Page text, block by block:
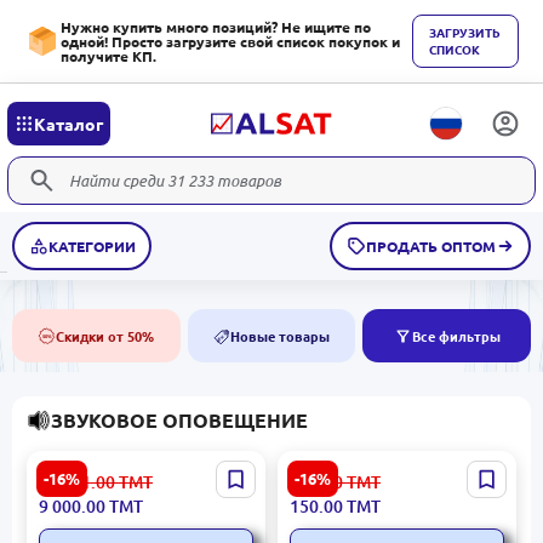
Нужно купить много позиций? Не ищите по
одной! Просто загрузите свой список покупок и
получите КП.
ЗАГРУЗИТЬ
СПИСОК
Каталог
КАТЕГОРИИ ПРОДАТЬ ОПТОМ
50% Скидки от 50% NEW Новые товары Все фильтры
ЗВУКОВОЕ ОПОВЕЩЕНИЕ
-16%
ITC TI-3506S | Усилитель
350Вт 6 зон Независимая
Регулировка
10 801.00ТМТ
9 000.00ТМТ
-16%
ITC T-105U | Потолочный
громкоговоритель
1.5/3/6Вт IPx5
180.00ТМТ
150.00ТМТ